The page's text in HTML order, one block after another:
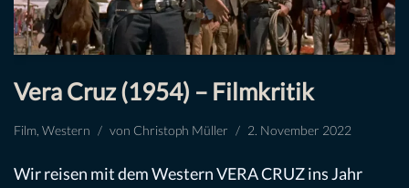
Vera Cruz (1954) – Filmkritik
Film Western von Christoph Müller 2. November 2022
Wir reisen mit dem Western VERA CRUZ ins Jahr